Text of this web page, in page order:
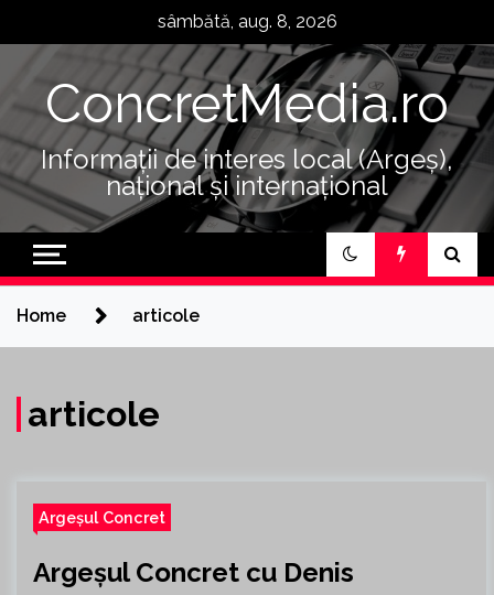
sâmbătă, aug. 8, 2026
ConcretMedia.ro
Informații de interes local (Argeș),
național și internațional
Home articole
articole
Argeșul Concret
Argeșul Concret cu Denis